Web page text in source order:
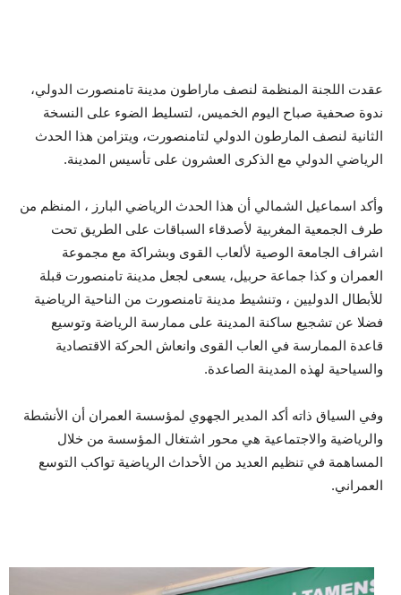
عقدت اللجنة المنظمة لنصف ماراطون مدينة تامنصورت الدولي،
ندوة صحفية صباح اليوم الخميس، لتسليط الضوء على النسخة
الثانية لنصف المارطون الدولي لتامنصورت، ويتزامن هذا الحدث
الرياضي الدولي مع الذكرى العشرون على تأسيس المدينة.
وأكد اسماعيل الشمالي أن هذا الحدث الرياضي البارز ، المنظم من
طرف الجمعية المغربية لأصدقاء السباقات على الطريق تحت
اشراف الجامعة الوصية لألعاب القوى وبشراكة مع مجموعة
العمران و كذا جماعة حربيل، يسعى لجعل مدينة تامنصورت قبلة
للأبطال الدوليين ، وتنشيط مدينة تامنصورت من الناحية الرياضية
فضلا عن تشجيع ساكنة المدينة على ممارسة الرياضة وتوسيع
قاعدة الممارسة في العاب القوى وانعاش الحركة الاقتصادية
والسياحية لهذه المدينة الصاعدة.
وفي السياق ذاته أكد المدير الجهوي لمؤسسة العمران أن الأنشطة
والرياضية والاجتماعية هي محور اشتغال المؤسسة من خلال
المساهمة في تنظيم العديد من الأحداث الرياضية تواكب التوسع
العمراني.